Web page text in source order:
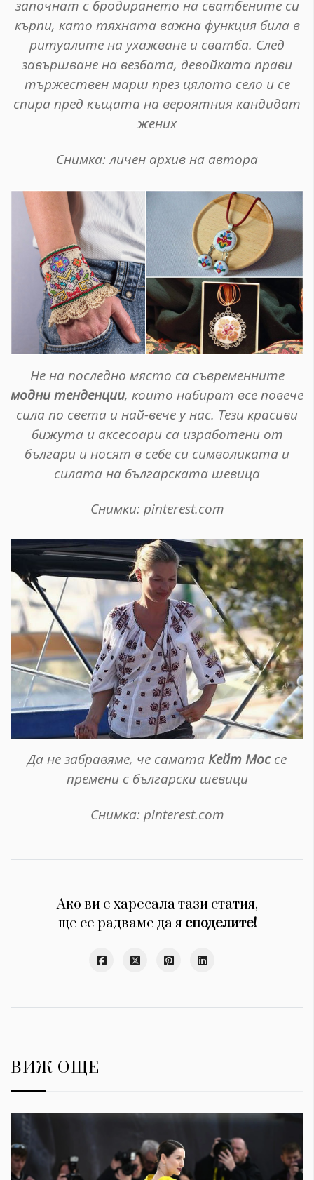
започнат с бродирането на сватбените си
кърпи, като тяхната важна функция била в
ритуалите на ухажване и сватба. След
завършване на везбата, девойката прави
тържествен марш през цялото село и се
спира пред къщата на вероятния кандидат
жених
Снимка: личен архив на автора
Не на последно място са съвременните
модни тенденции, които набират все повече
сила по света и най-вече у нас. Тези красиви
бижута и аксесоари са изработени от
българи и носят в себе си символиката и
силата на българската шевица
Снимки: pinterest.com
Да не забравяме, че саматаКейт Моссе
премени с български шевици
Снимка: pinterest.com
Ако ви е харесала тази статия,
ще се радваме да я споделите!
ВИЖ ОЩЕ